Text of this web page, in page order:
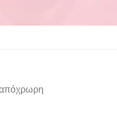
απόχρωρη